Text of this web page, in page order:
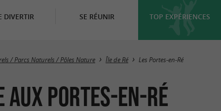
DIVERTIR SE RÉUNIR TOP EXPÉRIENCES
Masquer la carte
/ Parcs Naturels / Pôles Nature Île de Ré Les Portes-en-Ré
Portes-en-Ré